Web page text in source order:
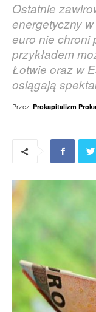
Ostatnie
energetyczny
euro nie chroni
przykładem
Łotwie oraz w
osiągają
Przez Prokapitalizm